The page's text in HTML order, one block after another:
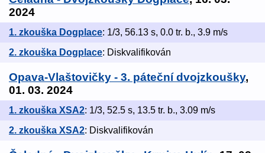
2024
1. zkouška Dogplace: 1/3, 56.13 s, 0.0 tr. b., 3.9 m/s
2. zkouška Dogplace: Diskvalifikován
Opava-Vlaštovičky - 3. páteční dvojzkoušky,
01. 03. 2024
1. zkouška XSA2: 1/3, 52.5 s, 13.5 tr. b., 3.09 m/s
2. zkouška XSA2: Diskvalifikován